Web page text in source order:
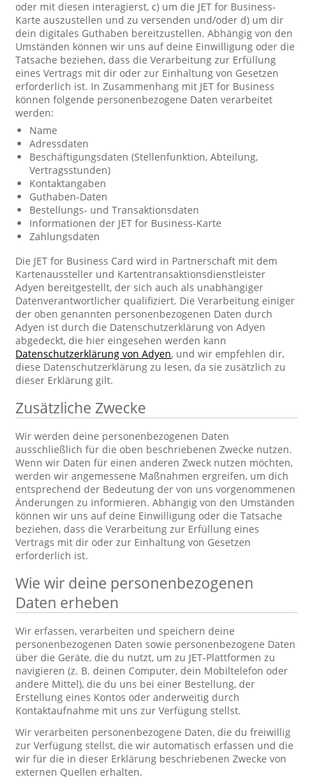
oder mit diesen interagierst, c) um die JET for Business-
Karte auszustellen und zu versenden und/oder d) um dir
dein digitales Guthaben bereitzustellen. Abhängig von den
Umständen können wir uns auf deine Einwilligung oder die
Tatsache beziehen, dass die Verarbeitung zur Erfüllung
eines Vertrags mit dir oder zur Einhaltung von Gesetzen
erforderlich ist. In Zusammenhang mit JET for Business
können folgende personenbezogene Daten verarbeitet
werden:
Name
Adressdaten
Beschäftigungsdaten (Stellenfunktion, Abteilung,
Vertragsstunden)
Kontaktangaben
Guthaben-Daten
Bestellungs- und Transaktionsdaten
Informationen der JET for Business-Karte
Zahlungsdaten
Die JET for Business Card wird in Partnerschaft mit dem
Kartenaussteller und Kartentransaktionsdienstleister
Adyen bereitgestellt, der sich auch als unabhängiger
Datenverantwortlicher qualifiziert. Die Verarbeitung einiger
der oben genannten personenbezogenen Daten durch
Adyen ist durch die Datenschutzerklärung von Adyen
abgedeckt, die hier eingesehen werden kann
Datenschutzerklärung von Adyen, und wir empfehlen dir,
diese Datenschutzerklärung zu lesen, da sie zusätzlich zu
dieser Erklärung gilt.
Zusätzliche Zwecke
Wir werden deine personenbezogenen Daten
ausschließlich für die oben beschriebenen Zwecke nutzen.
Wenn wir Daten für einen anderen Zweck nutzen möchten,
werden wir angemessene Maßnahmen ergreifen, um dich
entsprechend der Bedeutung der von uns vorgenommenen
Änderungen zu informieren. Abhängig von den Umständen
können wir uns auf deine Einwilligung oder die Tatsache
beziehen, dass die Verarbeitung zur Erfüllung eines
Vertrags mit dir oder zur Einhaltung von Gesetzen
erforderlich ist.
Wie wir deine personenbezogenen
Daten erheben
Wir erfassen, verarbeiten und speichern deine
personenbezogenen Daten sowie personenbezogene Daten
über die Geräte, die du nutzt, um zu JET-Plattformen zu
navigieren (z. B. deinen Computer, dein Mobiltelefon oder
andere Mittel), die du uns bei einer Bestellung, der
Erstellung eines Kontos oder anderweitig durch
Kontaktaufnahme mit uns zur Verfügung stellst.
Wir verarbeiten personenbezogene Daten, die du freiwillig
zur Verfügung stellst, die wir automatisch erfassen und die
wir für die in dieser Erklärung beschriebenen Zwecke von
externen Quellen erhalten.